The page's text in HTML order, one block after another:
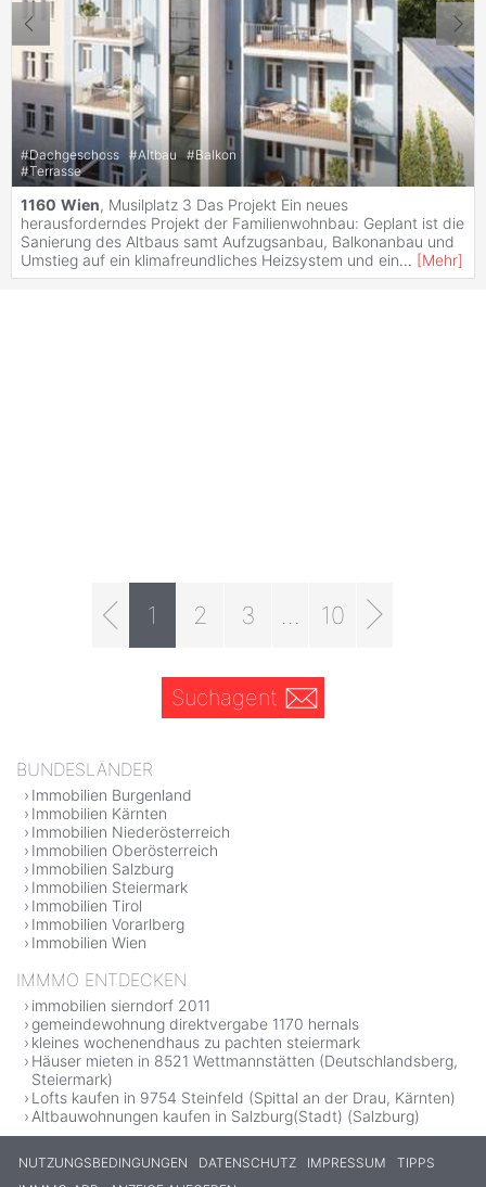
#Dachgeschoss #Altbau #Balkon
#Terrasse
1160 Wien, Musilplatz 3 Das Projekt Ein neues
herausforderndes Projekt der Familienwohnbau: Geplant ist die
Sanierung des Altbaus samt Aufzugsanbau, Balkonanbau und
Umstieg auf ein klimafreundliches Heizsystem und ein... [Mehr]
1 2 3 10
Suchagent
BUNDESLÄNDER
Immobilien Burgenland
Immobilien Kärnten
Immobilien Niederösterreich
Immobilien Oberösterreich
Immobilien Salzburg
Immobilien Steiermark
Immobilien Tirol
Immobilien Vorarlberg
Immobilien Wien
IMMMO ENTDECKEN
immobilien sierndorf 2011
gemeindewohnung direktvergabe 1170 hernals
kleines wochenendhaus zu pachten steiermark
Häuser mieten in 8521 Wettmannstätten (Deutschlandsberg,
Steiermark)
Lofts kaufen in 9754 Steinfeld (Spittal an der Drau, Kärnten)
Altbauwohnungen kaufen in Salzburg(Stadt) (Salzburg)
NUTZUNGSBEDINGUNGEN DATENSCHUTZ IMPRESSUM
TIPPS